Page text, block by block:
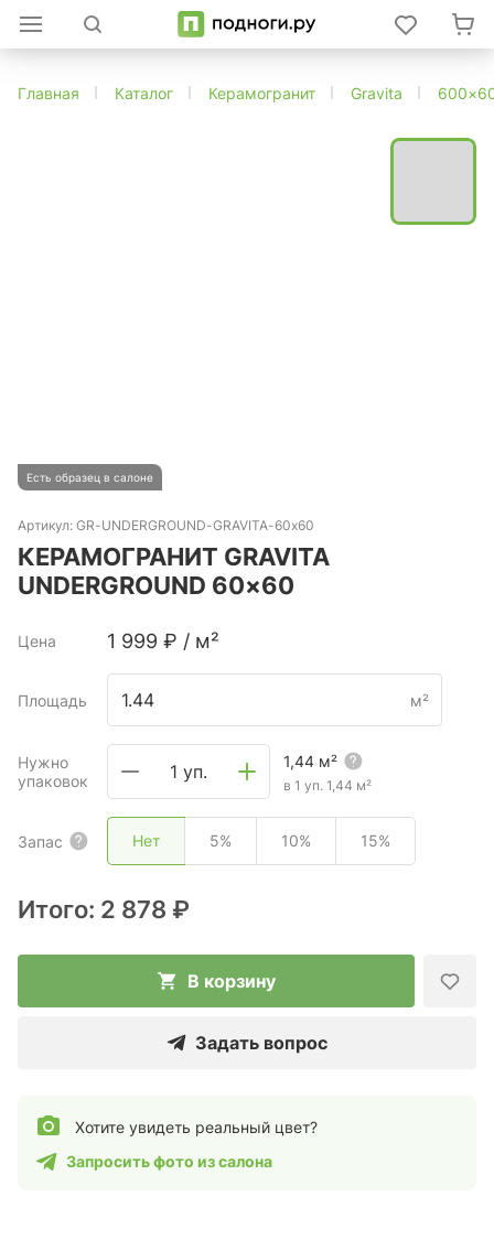
Главная Каталог Керамогранит Gravita
Есть образец в салоне
Артикул: GR-UNDERGROUND-GRAVITA-60x60
КЕРАМОГРАНИТ GRAVITA
UNDERGROUND 60×60
Цена 1 999 ₽ / м²
Площадь м²
Нужно
упаковок
1 уп. 1,44 м²
в 1 уп. 1,44 м²
Запас Нет 5% 10% 15%
Итого: 2 878 ₽
В корзину
Задать вопрос
Хотите увидеть реальный цвет?
Запросить фото из салона